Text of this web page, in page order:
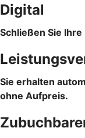
Digital
Schließen Sie
Sie erhalten
ohne Aufpreis.